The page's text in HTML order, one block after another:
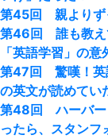
第45回 親よりず
第46 回 誰も教え
「英語学習」の意
第47 回 驚嘆！英
の英文が読めてい
第48 回 ハーバー
ったら、スタンフ